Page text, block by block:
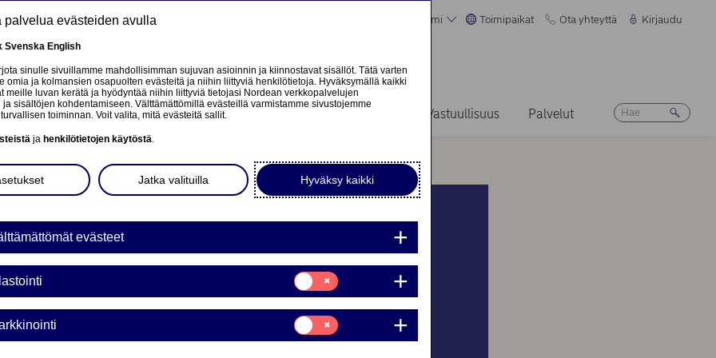
Suomi Toimipaikat Ota yhteyttä Kirjaudu
Tietoa meistä Sijoittajat Uutiset & analyysit Vastuullisuus Palvelut
Vapaaehtoistyö
meitä ympäröivissä
yhteisöissä
palvelua evästeiden avulla
Svenska English
sinulle sivuillamme mahdollisimman sujuvan asioinnin ja kiinnostavat sisällöt. Tätä varten
omia ja kolmansien osapuolten evästeitä ja niihin liittyviä henkilötietoja. Hyväksymällä kaikki
meille luvan kerätä ja hyödyntää niihin liittyviä tietojasi Nordean verkkopalvelujen
ja sisältöjen kohdentamiseen. Välttämättömillä evästeillä varmistamme sivustojemme
toiminnan. Voit valita, mitä evästeitä sallit.
ja henkilötietojen käytöstä.
Hyväksy kaikki
Jatka valituilla
evästeet
Suostumusvalinta:
Tilastointi
Suostumusvalinta:
Markkinointi